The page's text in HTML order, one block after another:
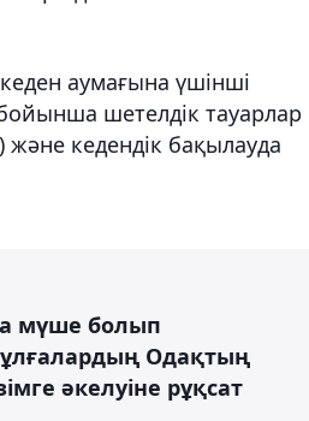
аумағына үшінші
шетелдік тауарлар
кедендік бақылауда
мүше болып
Одақтың
әкелуіне рұқсат